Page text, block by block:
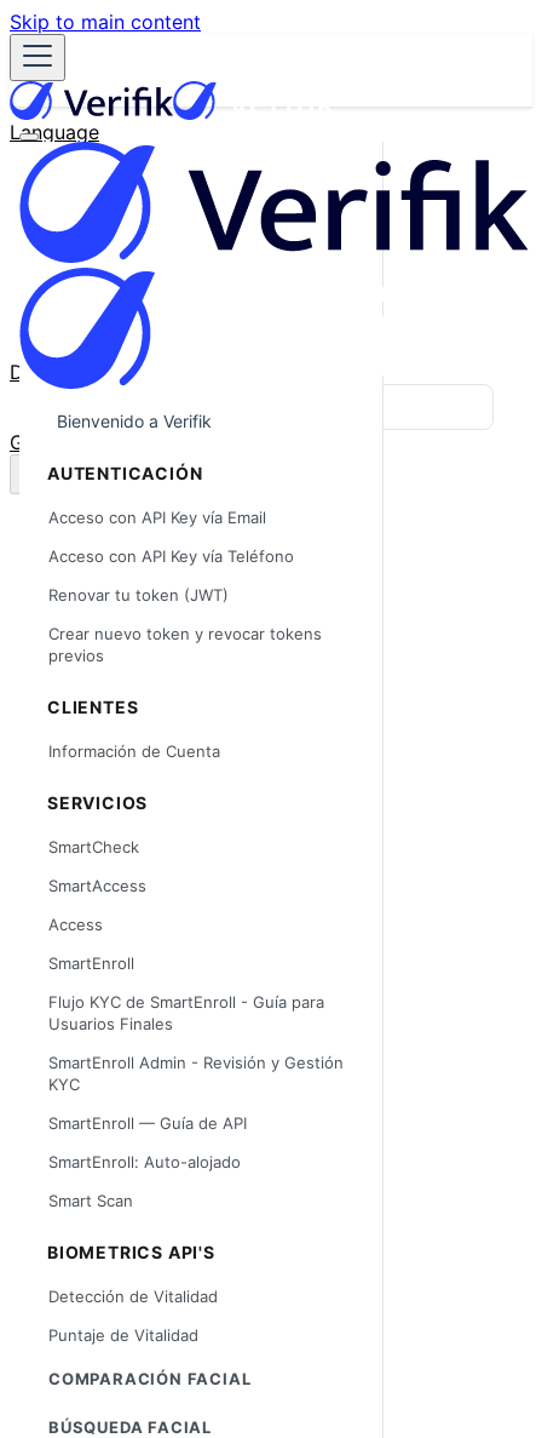
Skip to main content
Language
English
Español
Français
Português
한국어
日本語
中文
Docs
GitHub
Bienvenido a Verifik
AUTENTICACIÓN
Acceso con API Key vía Email
Acceso con API Key vía Teléfono
Renovar tu token (JWT)
Crear nuevo token y revocar tokens
previos
CLIENTES
Información de Cuenta
SERVICIOS
SmartCheck
SmartAccess
Access
SmartEnroll
Flujo KYC de SmartEnroll - Guía para
Usuarios Finales
SmartEnroll Admin - Revisión y Gestión
KYC
SmartEnroll — Guía de API
SmartEnroll: Auto-alojado
Smart Scan
BIOMETRICS API'S
Detección de Vitalidad
Puntaje de Vitalidad
COMPARACIÓN FACIAL
BÚSQUEDA FACIAL